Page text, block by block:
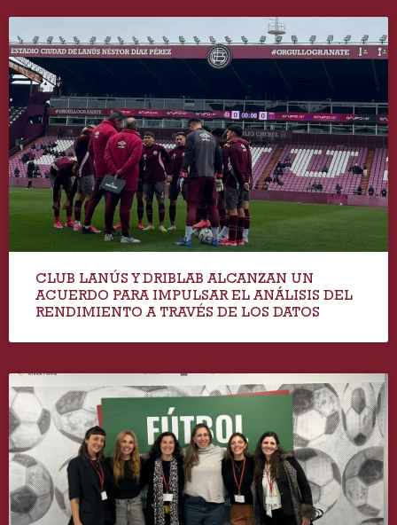
CLUB LANÚS Y DRIBLAB ALCANZAN UN
ACUERDO PARA IMPULSAR EL ANÁLISIS DEL
RENDIMIENTO A TRAVÉS DE LOS DATOS